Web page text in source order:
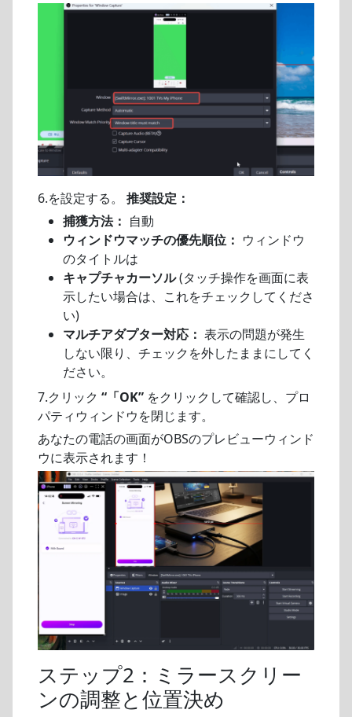
6.を設定する。 推奨設定：
捕獲方法： 自動
ウィンドウマッチの優先順位： ウィンドウ
のタイトルは
キャプチャカーソル(タッチ操作を画面に表
示したい場合は、これをチェックしてくださ
い)
マルチアダプター対応： 表示の問題が発生
しない限り、チェックを外したままにしてく
ださい。
7.クリック “「OK” をクリックして確認し、プロ
パティウィンドウを閉じます。
あなたの電話の画面がOBSのプレビューウィンド
ウに表示されます！
ステップ2：ミラースクリー
ンの調整と位置決め